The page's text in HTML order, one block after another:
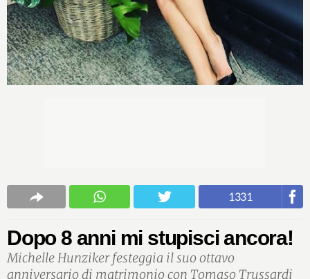
1331
Dopo 8 anni mi stupisci ancora!
Michelle Hunziker festeggia il suo ottavo
anniversario di matrimonio con Tomaso Trussardi